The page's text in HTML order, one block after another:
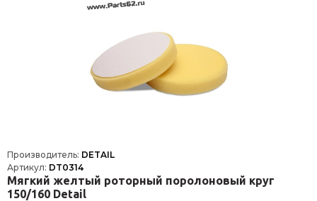
Производитель: DETAIL
Артикул: DT0314
Мягкий желтый роторный поролоновый круг
150/160 Detail